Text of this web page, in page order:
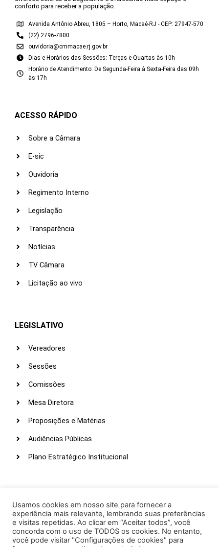
conforto para receber a população.
Avenida Antônio Abreu, 1805 – Horto, Macaé-RJ - CEP: 27947-570
(22) 2796-7800
ouvidoria@cmmacae.rj.gov.br
Dias e Horários das Sessões: Terças e Quartas às 10h
Horário de Atendimento: De Segunda-Feira à Sexta-Feira das 09h
às 17h
ACESSO RÁPIDO
Sobre a Câmara
E-sic
Ouvidoria
Regimento Interno
Legislação
Transparência
Notícias
TV Câmara
Licitação ao vivo
LEGISLATIVO
Vereadores
Sessões
Comissões
Mesa Diretora
Proposições e Matérias
Audiências Públicas
Plano Estratégico Institucional
Webmail
Intranet
Administração
Usamos cookies em nosso site para fornecer a
experiência mais relevante, lembrando suas preferências
e visitas repetidas. Ao clicar em “Aceitar todos”, você
concorda com o uso de TODOS os cookies. No entanto,
você pode visitar "Configurações de cookies" para